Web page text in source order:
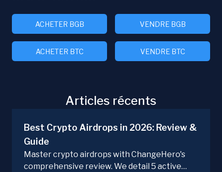
ACHETER BGB VENDRE BGB
ACHETER BTC VENDRE BTC
Articles récents
Best Crypto Airdrops in 2026: Review &
Guide
Master crypto airdrops with ChangeHero's
comprehensive review. We detail 5 active